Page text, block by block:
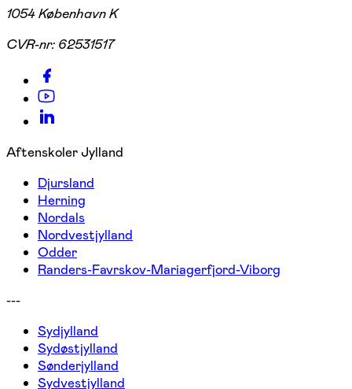
1054 København K
CVR-nr: 62531517
Aftenskoler Jylland
Djursland
Herning
Nordals
Nordvestjylland
Odder
Randers-Favrskov-Mariagerfjord-Viborg
---
Sydjylland
Sydøstjylland
Sønderjylland
Sydvestjylland